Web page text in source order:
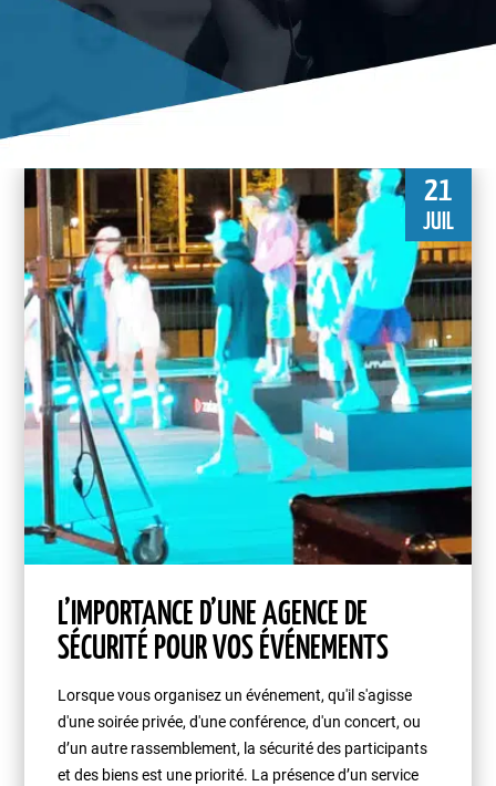
21
JUIL
L’IMPORTANCE D’UNE AGENCE DE
SÉCURITÉ POUR VOS ÉVÉNEMENTS
Lorsque vous organisez un événement, qu'il s'agisse
d'une soirée privée, d'une conférence, d'un concert, ou
d’un autre rassemblement, la sécurité des participants
et des biens est une priorité. La présence d’un service